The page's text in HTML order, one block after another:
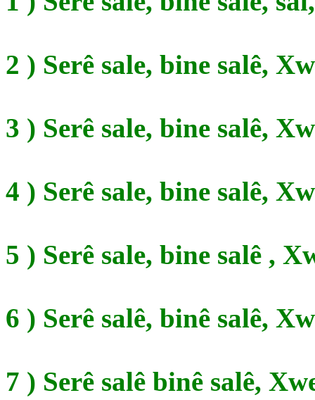
2 ) Serê sale, bine salê,
3 ) Serê sale, bine salê,
4 ) Serê sale, bine salê,
5 ) Serê sale, bine salê ,
6 ) Serê salê, binê salê,
7 ) Serê salê binê salê,